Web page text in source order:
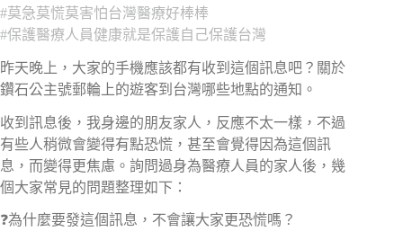
#莫急莫慌莫害怕台灣醫療好棒棒
#保護醫療人員健康就是保護自己保護台灣
昨天晚上，大家的手機應該都有收到這個訊息吧？關於
鑽石公主號郵輪上的遊客到台灣哪些地點的通知。
收到訊息後，我身邊的朋友家人，反應不太一樣，不過
有些人稍微會變得有點恐慌，甚至會覺得因為這個訊
息，而變得更焦慮。詢問過身為醫療人員的家人後，幾
個大家常見的問題整理如下：
❓為什麼要發這個訊息，不會讓大家更恐慌嗎？